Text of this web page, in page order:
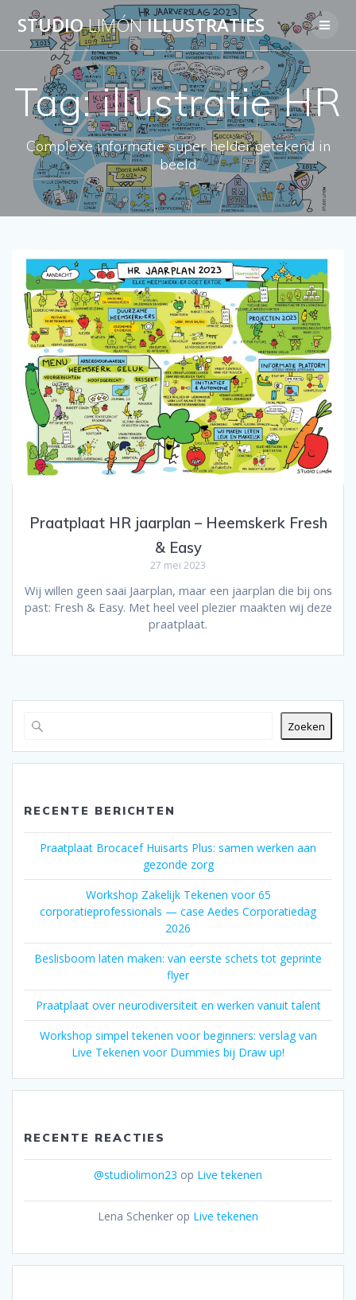
Skip
to
content
STUDIOLIMÓNILLUSTRATIES
Tag:illustratie HR
Complexe informatie super helder getekend in
beeld
Praatplaat HR jaarplan – Heemskerk Fresh
& Easy
27 mei 2023
Wij willen geen saai Jaarplan, maar een jaarplan die bij ons
past: Fresh & Easy. Met heel veel plezier maakten wij deze
praatplaat.
Zoeken
RECENTE BERICHTEN
Praatplaat Brocacef Huisarts Plus: samen werken aan
gezonde zorg
Workshop Zakelijk Tekenen voor 65
corporatieprofessionals — case Aedes Corporatiedag
2026
Beslisboom laten maken: van eerste schets tot geprinte
flyer
Praatplaat over neurodiversiteit en werken vanuit talent
Workshop simpel tekenen voor beginners: verslag van
Live Tekenen voor Dummies bij Draw up!
RECENTE REACTIES
@studiolimon23 op Live tekenen
Lena Schenker op Live tekenen